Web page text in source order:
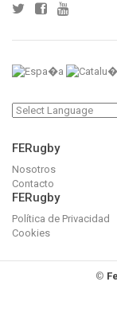
FERugby
Nosotros
Contacto
FERugby
Política de Privacidad
Cookies
©